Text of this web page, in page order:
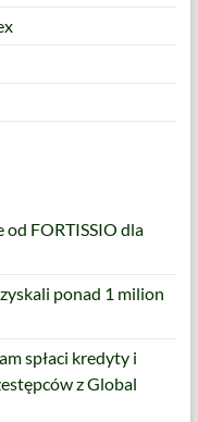
FORTISSIO dla
ponad 1 milion
spłaci kredyty i
z Global